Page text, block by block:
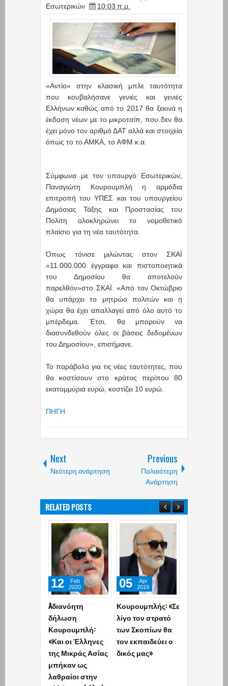
Εσωτερικών
10:03 π.μ.
«Αντίο» στην κλασική μπλε ταυτότητα
που κουβαλήσανε γενιές και γενιές
Ελλήνων καθώς από το 2017 θα ξεκινά η
έκδοση νέων με το μικροτσίπ, που δεν θα
έχει μόνο τον αριθμό ΔΑΤ αλλά και στοιχεία
όπως το το ΑΜΚΑ, το ΑΦΜ κ.α.
Σύμφωνα με τον υπουργό Εσωτερικών,
Παναγιώτη Κουρουμπλή η αρμόδια
επιτροπή του ΥΠΕΣ και του υπουργείου
Δημόσιας Τάξης και Προστασίας του
Πολίτη ολοκληρώνει το νομοθετικό
πλαίσιο για τη νέα ταυτότητα.
Όπως τόνισε μιλώντας στον ΣΚΑΪ
«11.000.000 έγγραφα και πιστοποιητικά
του Δημοσίου θα αποτελούν
παρελθόν»στο ΣΚΑΪ. «Από τον Οκτώβριο
θα υπάρχει το μητρώο πολιτών και η
χώρα θα έχει απαλλαγεί από όλο αυτό το
μπέρδεμα. Έτσι, θα μπορούν να
διασυνδεθούν όλες οι βάσεις δεδομένων
του Δημοσίου», επισήμανε.
Το παράβολο για τις νέες ταυτότητες, που
θα κοστίσουν στο κράτος περίπου 80
εκατομμύρια ευρώ, κοστίζει 10 ευρώ.
ΠΗΓΗ
Next
Νεότερη ανάρτηση
Previous
Παλαιότερη
Ανάρτηση
RELATED POSTS
Aδιανόητη
δήλωση
Κουρουμπλή:
«Και οι Έλληνες
της Μικράς Ασίας
μπήκαν ως
λαθραίοι στην
12
Feb
2020
Κουρουμπλής: «Σε
λίγο τον στρατό
των Σκοπίων θα
τον εκπαιδεύει ο
δικός μας»
05
Apr
2019